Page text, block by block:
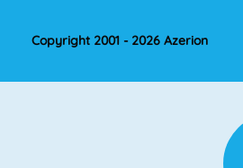
Copyright 2001 - 2026 Azerion